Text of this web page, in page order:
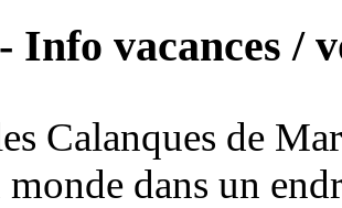
Info vacances /
Calanques de
dans un